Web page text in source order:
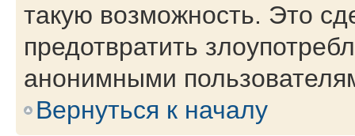
такую возможность. Это
предотвратить
анонимными
Вернуться к началу